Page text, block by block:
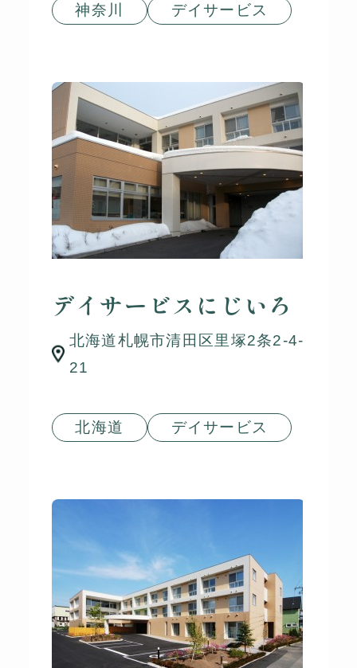
神奈川 デイサービス
デイサービスにじいろ
北海道札幌市清田区里塚2条2-4-
21
北海道 デイサービス